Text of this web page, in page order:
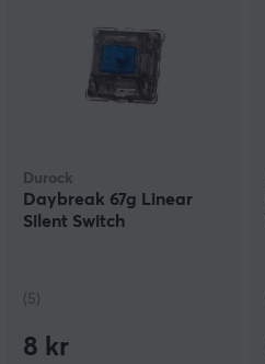
Durock
Daybreak 67g Linear
Silent Switch
(5)
8 kr